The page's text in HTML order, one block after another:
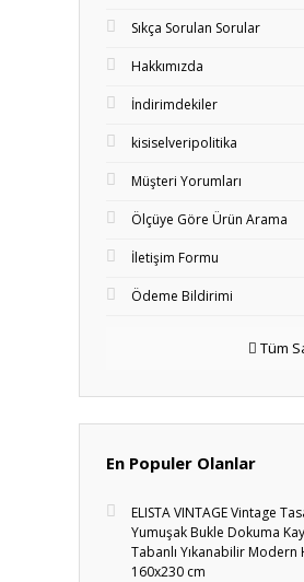
Sıkça Sorulan Sorular
Hakkımızda
İndirimdekiler
kisiselveripolitika
Müşteri Yorumları
Ölçüye Göre Ürün Arama
İletişim Formu
Ödeme Bildirimi
Tüm
En Populer Olanlar
ELISTA VINTAGE Vintage
Yumuşak Bukle Dokuma
Tabanlı Yıkanabilir Modern
160x230 cm